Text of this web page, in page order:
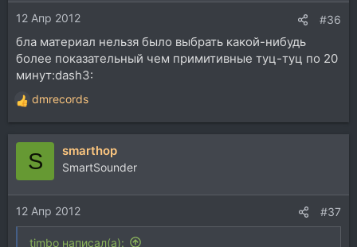
и
:12 Апр 2012 #36
бла материал нельзя было выбрать какой-нибудь
более показательный чем примитивные туц-туц по 20
минут:dash3:
Р
е
а
и
и
:
dmrecords
S smarthop
SmartSounder
12 Апр 2012 #37
timbo написал(а):